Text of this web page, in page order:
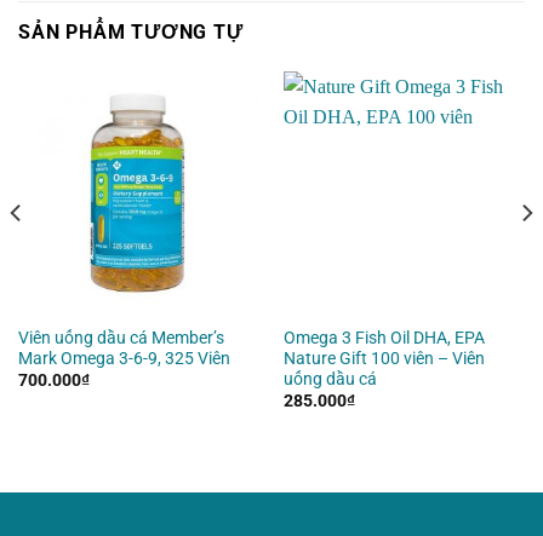
SẢN PHẨM TƯƠNG TỰ
Viên uống dầu cá Member’s
Mark Omega 3-6-9, 325 Viên
700.000₫
Omega 3 Fish Oil DHA, EPA
Nature Gift 100 viên – Viên
uống dầu cá
285.000₫